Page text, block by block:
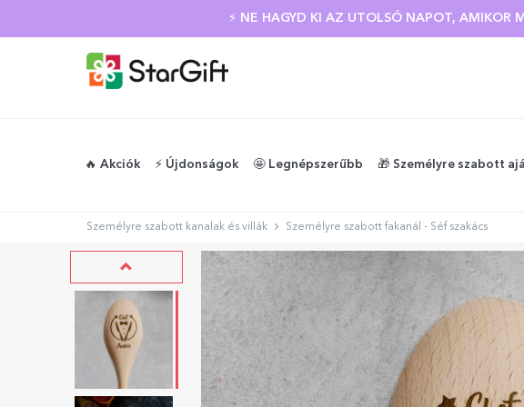
⚡ NE HAGYD KI AZ UTOLSÓ NAPOT, AMIKOR
🔥 Akciók ⚡️ Újdonságok 🤩 Legnépszerűbb 🎁 Személyre szabott
Személyre szabott kanalak és villák Személyre szabott fakanál - Séf szakács